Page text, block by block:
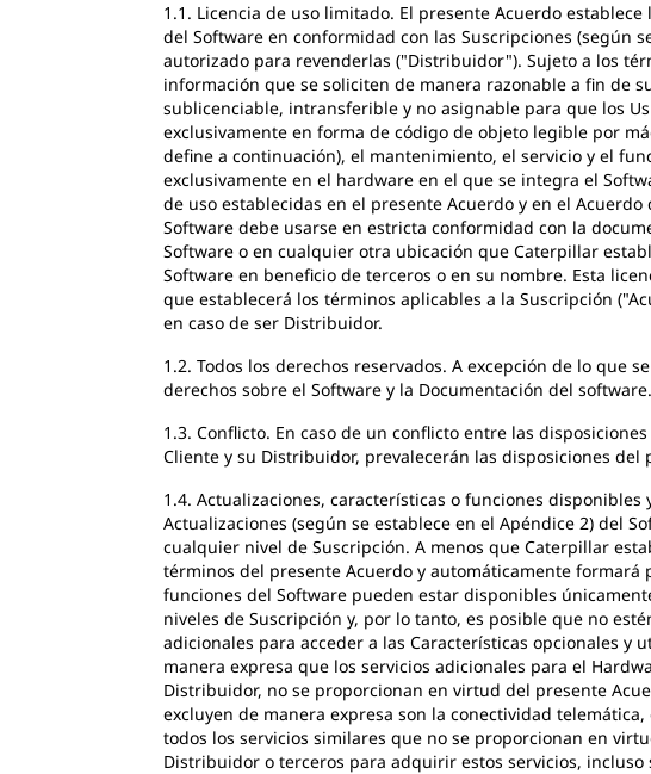
1.1. Licencia de uso limitado. El presente Acuerdo
del Software en conformidad con las Suscripciones
autorizado para revenderlas ("Distribuidor"). Sujeto a los
información que se soliciten de manera razonable a fin de
sublicenciable, intransferible y no asignable para que los
exclusivamente en forma de código de objeto legible por
define a continuación), el mantenimiento, el servicio y el
exclusivamente en el hardware en el que se integra el
de uso establecidas en el presente Acuerdo y en el
Software debe usarse en estricta conformidad con la
Software o en cualquier otra ubicación que Caterpillar
Software en beneficio de terceros o en su nombre. Esta
que establecerá los términos aplicables a la Suscripción
en caso de ser Distribuidor.
1.2. Todos los derechos reservados. A excepción de lo que
derechos sobre el Software y la Documentación del
1.3. Conflicto. En caso de un conflicto entre las
Cliente y su Distribuidor, prevalecerán las disposiciones del
1.4. Actualizaciones, características o funciones
Actualizaciones (según se establece en el Apéndice 2) del
cualquier nivel de Suscripción. A menos que Caterpillar
términos del presente Acuerdo y automáticamente
funciones del Software pueden estar disponibles
niveles de Suscripción y, por lo tanto, es posible que no
adicionales para acceder a las Características opcionales y
manera expresa que los servicios adicionales para el
Distribuidor, no se proporcionan en virtud del presente
excluyen de manera expresa son la conectividad
todos los servicios similares que no se proporcionan en
Distribuidor o terceros para adquirir estos servicios,